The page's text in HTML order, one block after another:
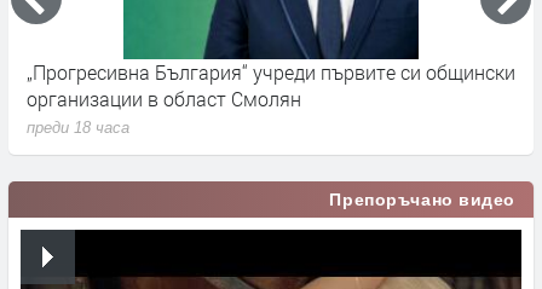
„Прогресивна България“ учреди първите си общински
организации в област Смолян
преди 18 часа
Препоръчано видео